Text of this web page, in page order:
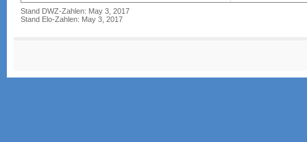
Stand DWZ-Zahlen: May 3, 2017
Stand Elo-Zahlen: May 3, 2017